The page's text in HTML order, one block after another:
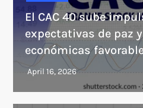
El CAC 40 sube
expectativas de paz
económicas